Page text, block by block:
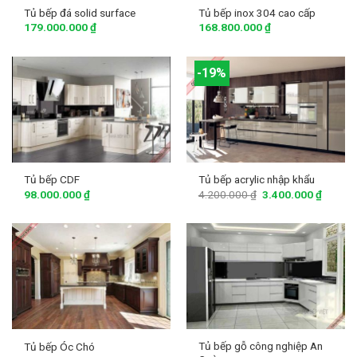
Tủ bếp đá solid surface
179.000.000₫
Tủ bếp inox 304 cao cấp
168.800.000₫
Tủ bếp CDF
98.000.000₫
-19%
Tủ bếp acrylic nhập khẩu
4.200.000₫ 3.400.000₫
Tủ bếp Óc Chó
Tủ bếp gỗ công nghiệp An